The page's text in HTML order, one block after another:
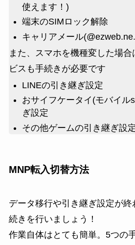
使えます！)
端末のSIMロック解除
キャリアメール
また、スマホを機種変した場
ビスも手続きが必要です
LINEの引き継ぎ設定
おサイフケータイ(モバイル
ぎ設定
その他ゲームの引き継ぎ設
MNP転入切替方法
データ移行や引き継ぎ設定が
続きを行いましょう！
作業自体はとても簡単。5つの